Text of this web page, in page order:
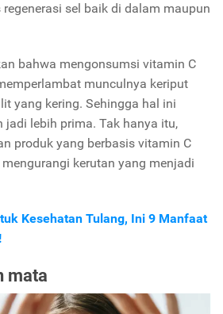
sel baik di dalam maupun
bahwa mengonsumsi vitamin C
munculnya keriput
yang kering. Sehingga hal ini
jadi lebih prima. Tak hanya itu,
produk yang berbasis vitamin C
kerutan yang menjadi
Kesehatan Tulang, Ini 9 Manfaat
mata